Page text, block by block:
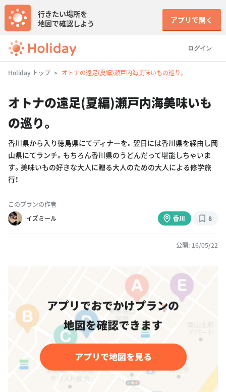
ログイン
行きたい場所を
地図で確認しよう
アプリで開く
Holiday トップ オトナの遠足(夏編)瀬戸内海美味いもの巡り。
オトナの遠足(夏編)瀬戸内海美味いも
の巡り。
香川県から入り徳島県にてディナーを。翌日には香川県を経由し岡
山県にてランチ。もちろん香川県のうどんだって堪能しちゃいま
す。美味いもの好きな大人に贈る大人のための大人による修学旅
行！
このプランの作者
イズミール
香川 8
公開: 16/05/22